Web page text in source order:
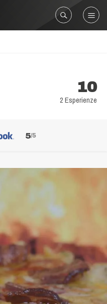
10
2 Esperienze
5/5